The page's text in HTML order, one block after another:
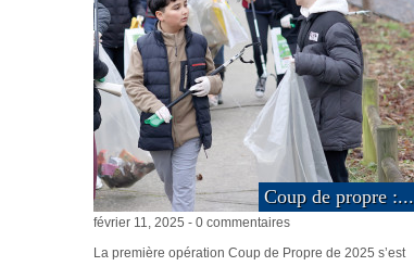
Coup de propre :...
février 11, 2025 - 0 commentaires
La première opération Coup de Propre de 2025 s’est